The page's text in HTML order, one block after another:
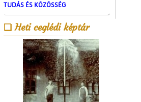
TUDÁS ÉS KÖZÖSSÉG
Heti ceglédi képtár
A Ceglédi Népkör